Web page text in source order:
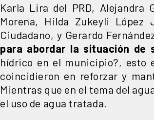
Karla Lira del PRD, Alejandra
Morena, Hilda Zukeyli López
Ciudadano, y Gerardo
para abordar la situación de
hídrico en el municipio?, esto
coincidieron en reforzar y
Mientras que en el tema del
el uso de agua tratada.